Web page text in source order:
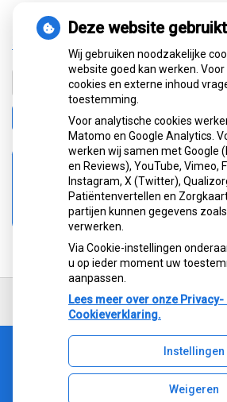
« Terug naar het overzicht
Zoeken
Spoed
0900-8602
de
Uw Zorg Online|
Deze website
Wij gebruiken noodzakelijke
website goed kan werken.
cookies en externe inhoud
toestemming.
Voor analytische cookies
Matomo en Google Analytics.
werken wij samen met Google
en Reviews), YouTube, Vimeo,
Instagram, X (Twitter),
Patiëntenvertellen en
partijen kunnen gegevens
verwerken.
Via Cookie-instellingen
u op ieder moment uw
aanpassen.
Lees meer over onze Privacy-
Cookieverklaring.
Instellingen
Weigeren